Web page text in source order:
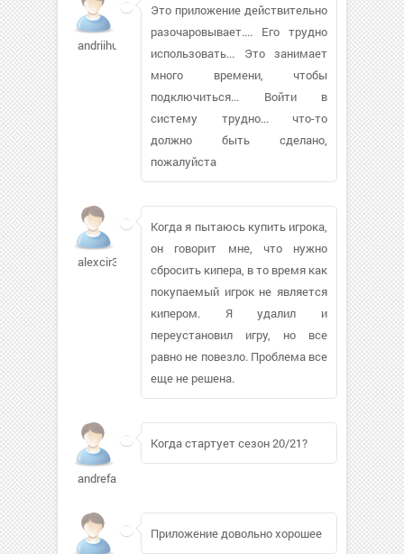
andriihuba966
Это приложение действительно
разочаровывает.... Его трудно
использовать... Это занимает
много времени, чтобы
подключиться... Войти в
систему трудно... что-то
должно быть сделано,
пожалуйста
alexcir336
Когда я пытаюсь купить игрока,
он говорит мне, что нужно
сбросить кипера, в то время как
покупаемый игрок не является
кипером. Я удалил и
переустановил игру, но все
равно не повезло. Проблема все
еще не решена.
andrefaber
Когда стартует сезон 20/21?
Приложение довольно хорошее